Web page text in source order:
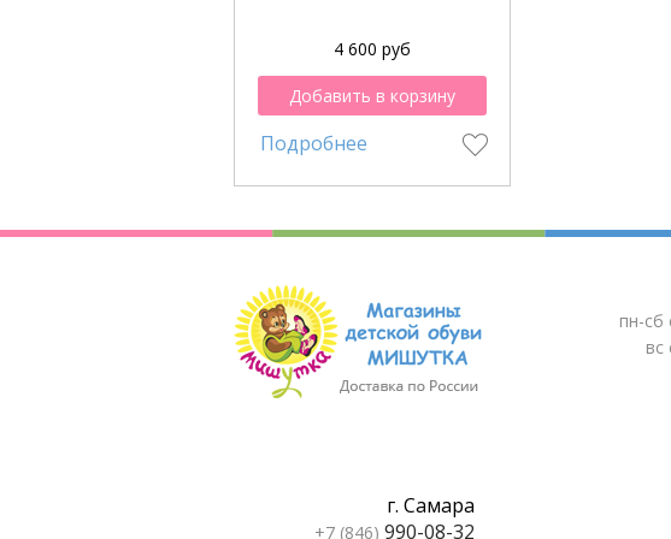
4 600 руб
Добавить в корзину
Подробнее
пн-сб
вс
г. Самара
+7 (846) 990-08-32